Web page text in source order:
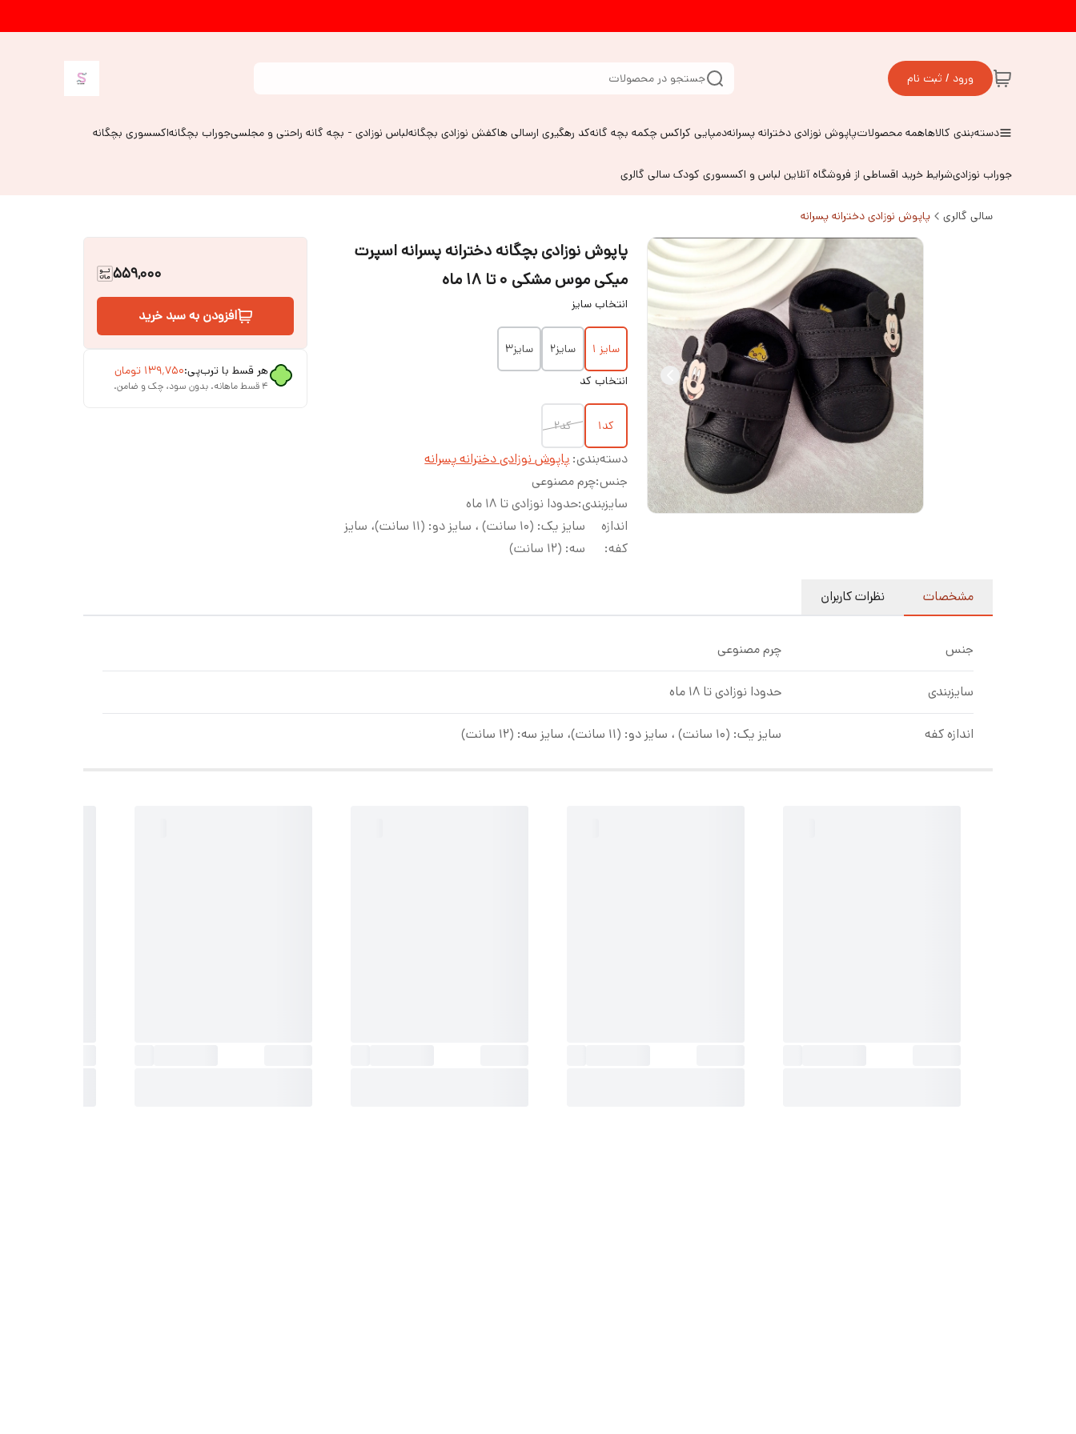
ورود / ثبت نام جستجو در محصولات
دسته‌بندی کالاهاهمه محصولاتپاپوش نوزادی دخترانه پسرانهدمپایی کراکس چکمه بچه گانهکد رهگیری ارسالی هاکفش نوزادی بچگانهلباس نوزادی - بچه گانه راحتی و مجلسیجوراب بچگانهاکسسوری بچگانه
جوراب نوزادیشرایط خرید اقساطی از فروشگاه آنلاین لباس و اکسسوری کودک سالی گالری
سالی گالری پاپوش نوزادی دخترانه پسرانه
پاپوش نوزادی بچگانه دخترانه پسرانه اسپرت
میکی موس مشکی ۰ تا ۱۸ ماه
انتخاب سایز
سایز ۱ سایز۲
سایز۳
انتخاب کد
کد۱ کد۲
دسته‌بندی:پاپوش نوزادی دخترانه پسرانه
جنس:چرم مصنوعی
سایزبندی:حدودا نوزادی تا ۱۸ ماه
اندازه
کفه:
سایز یک: (۱۰ سانت) ، سایز دو: (۱۱ سانت)، سایز
سه: (۱۲ سانت)
559,000
افزودن به سبد خرید
هر قسط با ترب‌پی:۱۳۹٬۷۵۰ تومان
۴ قسط ماهانه. بدون سود، چک و ضامن.
مشخصات نظرات کاربران
جنس چرم مصنوعی
سایزبندی حدودا نوزادی تا ۱۸ ماه
اندازه کفه سایز یک: (۱۰ سانت) ، سایز دو: (۱۱ سانت)، سایز سه: (۱۲ سانت)